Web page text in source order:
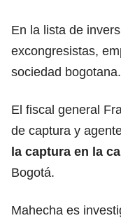
En la lista de
excongresistas,
sociedad bogotana.
El fiscal general
de captura y
la captura en la
Bogotá.
Mahecha es